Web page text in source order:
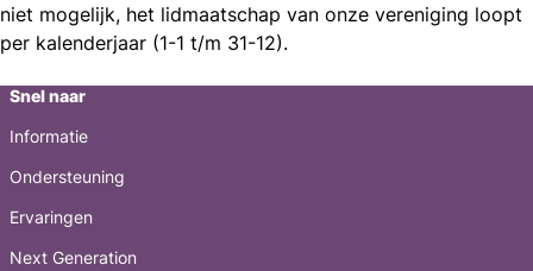
niet mogelijk, het lidmaatschap van onze vereniging loopt
per kalenderjaar (1-1 t/m 31-12).
Snel naar
Informatie
Ondersteuning
Ervaringen
Next Generation